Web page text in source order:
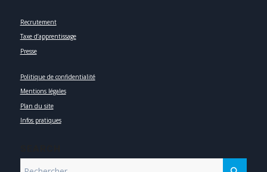
Recrutement
Taxe d’apprentissage
Presse
Politique de confidentialité
Mentions légales
Plan du site
Infos pratiques